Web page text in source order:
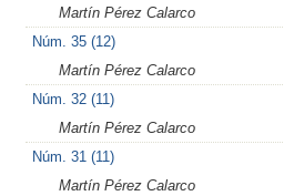
Martín Pérez Calarco
Núm. 35 (12)
Martín Pérez Calarco
Núm. 32 (11)
Martín Pérez Calarco
Núm. 31 (11)
Martín Pérez Calarco